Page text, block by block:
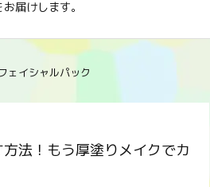
お届けします。
ェイシャルパック
法！もう厚塗りメイクでカ